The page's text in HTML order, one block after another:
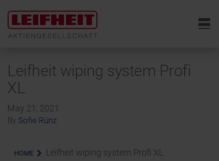
6
Leifheit wiping system Profi
XL
May 21, 2021
By Sofie Rünz
HOME Leifheit wiping system Profi XL